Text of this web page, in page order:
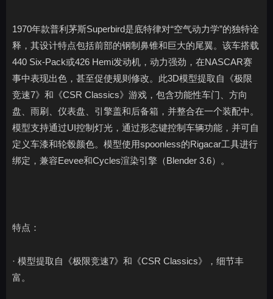
1970年款普利茅斯Superbird是底特律对“空气动力学”的独特诠
释，其设计特点包括前部的钢制鼻锥和巨大的尾翼。该车搭载
440 Six-Pack或426 Hemi发动机，动力强劲，在NASCAR赛
事中表现出色，甚至促使规则修改。此3D模型提取自《极限
竞速7》和《CSR Classics》游戏，包含功能性车门、方向
盘、雨刷、仪表盘、引擎盖和后备箱，并整合在一个装配中。
模型支持通过UI控制灯光，通过形态键控制车辆功能，并可自
定义车漆和轮毂颜色。模型使用spoonless的Rigacar工具进行
绑定，兼容Eevee和Cycles渲染引擎（Blender 3.6）。
特点：
· 模型提取自《极限竞速7》和《CSR Classics》，细节丰
富。